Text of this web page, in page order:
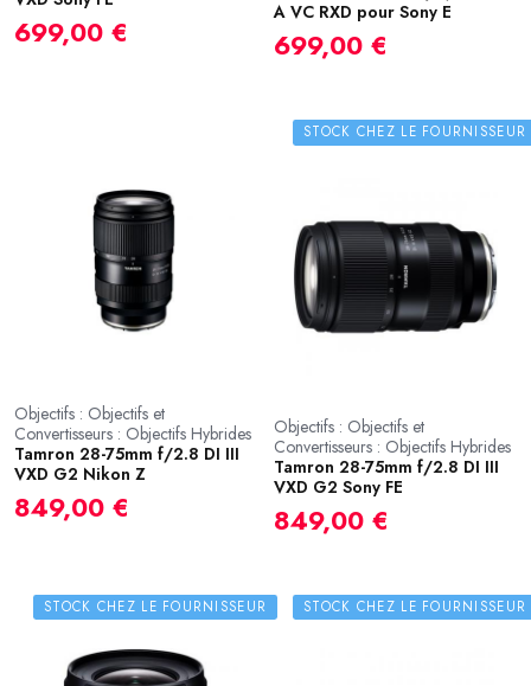
699,00 €
A VC RXD pour Sony E
699,00 €
Objectifs : Objectifs et
Convertisseurs : Objectifs Hybrides
Tamron 28-75mm f/2.8 DI III
VXD G2 Nikon Z
849,00 €
STOCK CHEZ LE FOURNISSEUR
Objectifs : Objectifs et
Convertisseurs : Objectifs Hybrides
Tamron 28-75mm f/2.8 DI III
VXD G2 Sony FE
849,00 €
STOCK CHEZ LE FOURNISSEUR STOCK CHEZ LE FOURNISSEUR